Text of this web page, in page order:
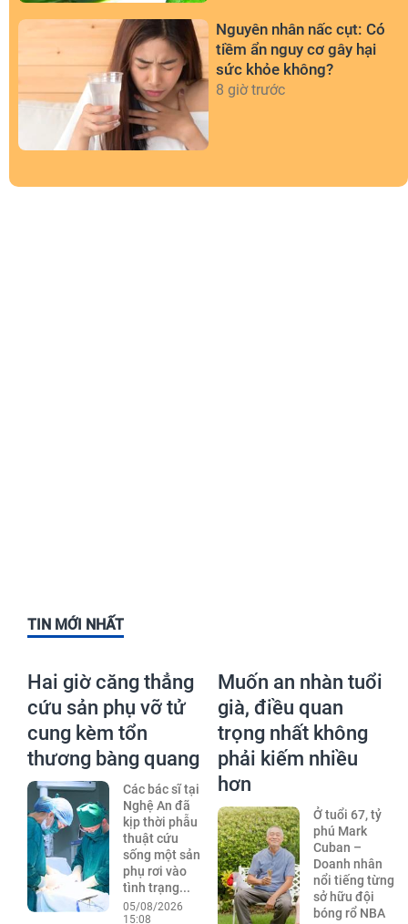
Nguyên nhân nấc cụt: Có
tiềm ẩn nguy cơ gây hại
sức khỏe không?
8 giờ trước
TIN MỚI NHẤT
Hai giờ căng thẳng
cứu sản phụ vỡ tử
cung kèm tổn
thương bàng quang
Các bác sĩ tại
Nghệ An đã
kịp thời phẫu
thuật cứu
sống một sản
phụ rơi vào
tình trạng...
05/08/2026
15:08
Muốn an nhàn tuổi
già, điều quan
trọng nhất không
phải kiếm nhiều
hơn
Ở tuổi 67, tỷ
phú Mark
Cuban –
Doanh nhân
nổi tiếng từng
sở hữu đội
bóng rổ NBA